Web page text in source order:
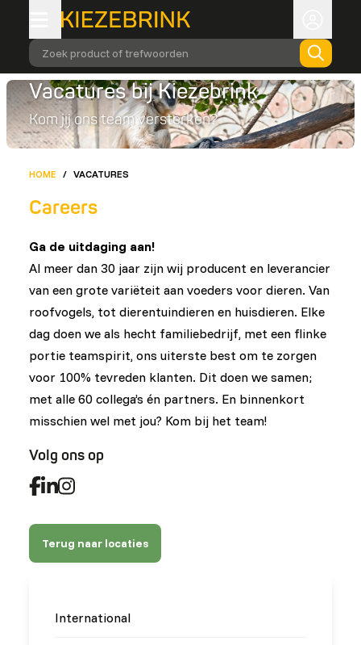
Zoek product of trefwoorden
Vacatures bij Kiezebrink
Kom jij ons team versterken?
HOME / VACATURES
Careers
Ga de uitdaging aan!
Al meer dan 30 jaar zijn wij producent en leverancier
van een grote variëteit aan voeders voor dieren. Van
roofvogels, tot dierentuindieren en huisdieren. Elke
dag doen we als hecht familiebedrijf, met een flinke
portie teamspirit, ons uiterste best om te zorgen
voor 100% tevreden klanten. Dit doen we samen;
met alle 60 collega’s én partners. En binnenkort
misschien wel met jou? Kom bij het team!
Volg ons op
Terug naar locaties
International